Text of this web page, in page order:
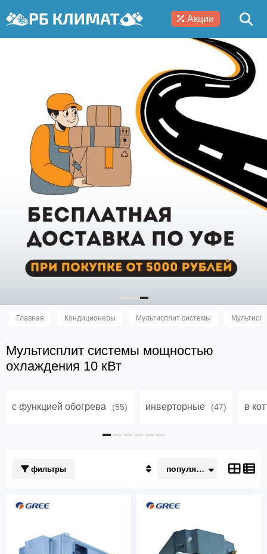
Акции
Главная Кондиционеры Мультисплит системы
Мультисплит системы мощностью
охлаждения 10 кВт
с функцией обогрева (55) инверторные (47) в
фильтры
Недорогие
популярные